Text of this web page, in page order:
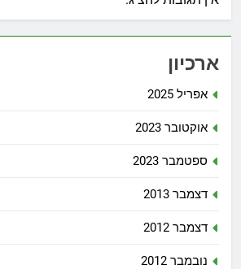
ארכיון
אפריל 2025
אוקטובר 2023
ספטמבר 2023
דצמבר 2013
דצמבר 2012
נובמבר 2012